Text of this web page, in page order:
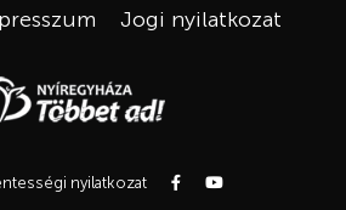
Jogi nyilatkozat
nyilatkozat